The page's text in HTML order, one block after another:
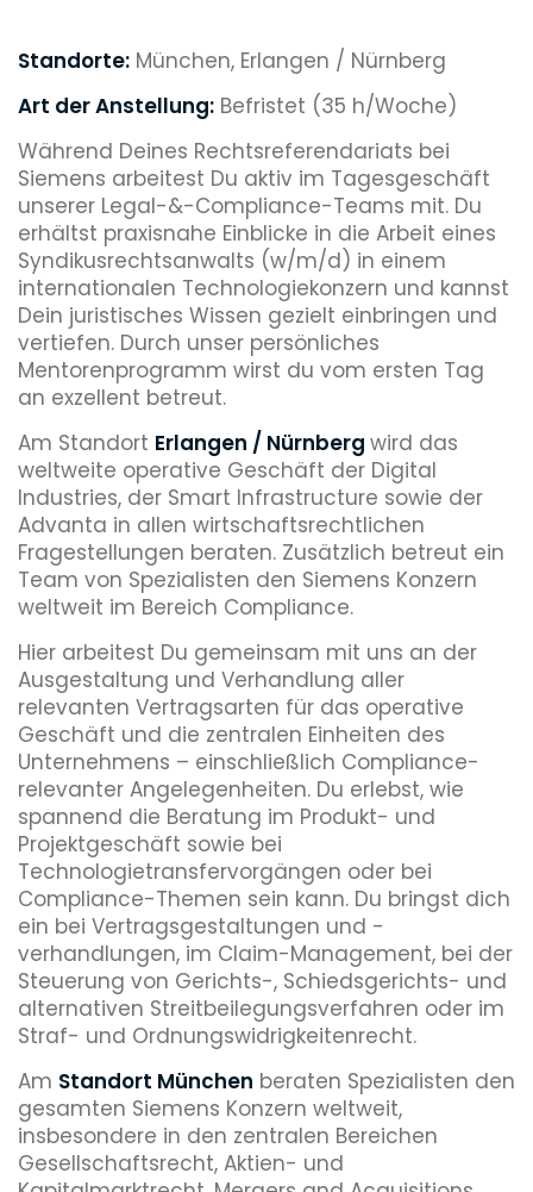
Standorte: München, Erlangen / Nürnberg
Art der Anstellung: Befristet (35 h/Woche)
Während Deines Rechtsreferendariats bei
Siemens arbeitest Du aktiv im Tagesgeschäft
unserer Legal-&-Compliance-Teams mit. Du
erhältst praxisnahe Einblicke in die Arbeit eines
Syndikusrechtsanwalts (w/m/d) in einem
internationalen Technologiekonzern und kannst
Dein juristisches Wissen gezielt einbringen und
vertiefen. Durch unser persönliches
Mentorenprogramm wirst du vom ersten Tag
an exzellent betreut.
Am Standort Erlangen / Nürnberg wird das
weltweite operative Geschäft der Digital
Industries, der Smart Infrastructure sowie der
Advanta in allen wirtschaftsrechtlichen
Fragestellungen beraten. Zusätzlich betreut ein
Team von Spezialisten den Siemens Konzern
weltweit im Bereich Compliance.
Hier arbeitest Du gemeinsam mit uns an der
Ausgestaltung und Verhandlung aller
relevanten Vertragsarten für das operative
Geschäft und die zentralen Einheiten des
Unternehmens – einschließlich Compliance-
relevanter Angelegenheiten. Du erlebst, wie
spannend die Beratung im Produkt- und
Projektgeschäft sowie bei
Technologietransfervorgängen oder bei
Compliance-Themen sein kann. Du bringst dich
ein bei Vertragsgestaltungen und -
verhandlungen, im Claim-Management, bei der
Steuerung von Gerichts-, Schiedsgerichts- und
alternativen Streitbeilegungsverfahren oder im
Straf- und Ordnungswidrigkeitenrecht.
Am Standort München beraten Spezialisten den
gesamten Siemens Konzern weltweit,
insbesondere in den zentralen Bereichen
Gesellschaftsrecht, Aktien- und